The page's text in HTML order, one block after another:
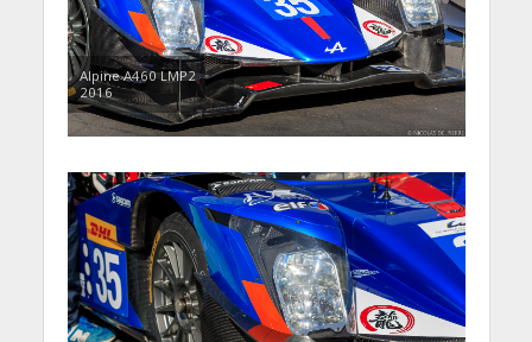
Alpine A460 LMP2
2016